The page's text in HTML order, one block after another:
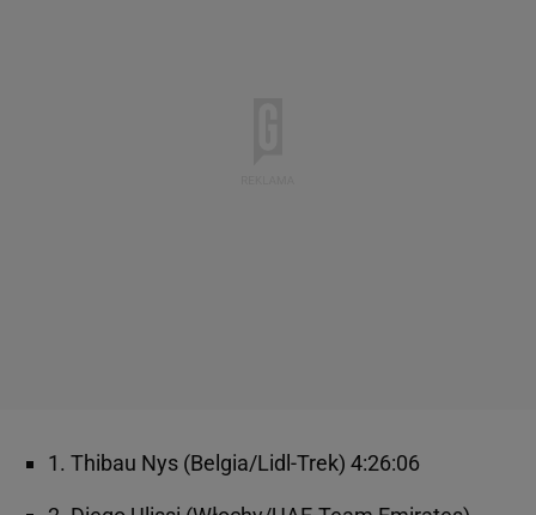
1. Thibau Nys (Belgia/Lidl-Trek) 4:26:06